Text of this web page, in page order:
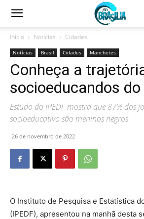
Início Notícias Cidades
Notícias Brasil Cidades Manchetes
Conheça a
socioeducandos do
Estudo do IPEDF mostra que 87% dos
socioeducativo são meninos negros
26 de novembro de 2022
O Instituto de Pesquisa e Estatística
(IPEDF), apresentou na manhã desta